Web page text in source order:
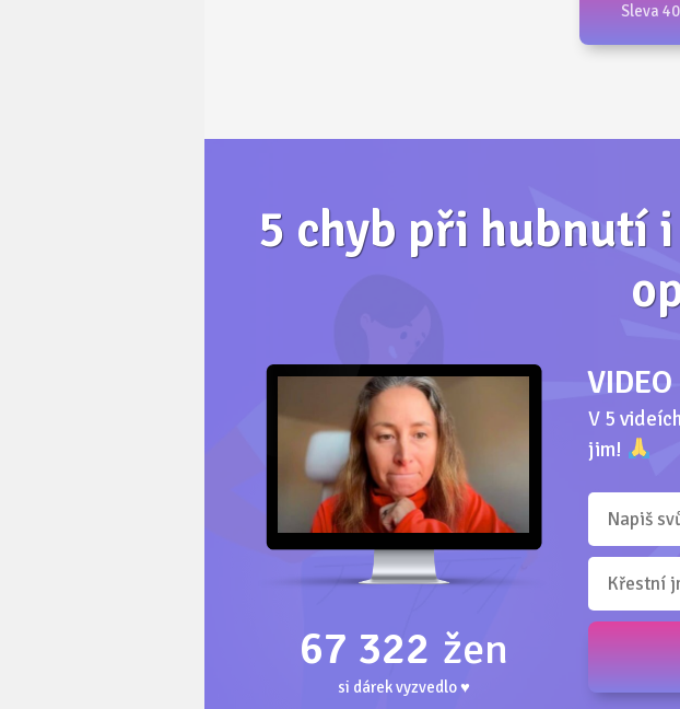
Sleva
5 chyb při hubnutí
67 322 žen
si dárek vyzvedlo ♥
V 5
jim!